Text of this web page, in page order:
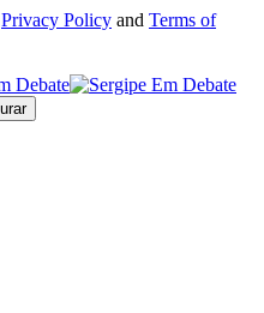
Privacy Policy and Terms of